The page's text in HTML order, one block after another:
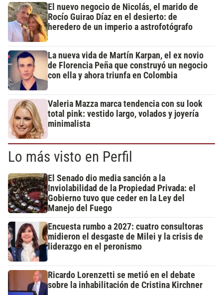
El nuevo negocio de Nicolás, el marido de
Rocío Guirao Díaz en el desierto: de
heredero de un imperio a astrofotógrafo
La nueva vida de Martín Karpan, el ex novio
de Florencia Peña que construyó un negocio
con ella y ahora triunfa en Colombia
Valeria Mazza marca tendencia con su look
total pink: vestido largo, volados y joyería
minimalista
Lo más visto en Perfil
El Senado dio media sanción a la
Inviolabilidad de la Propiedad Privada: el
Gobierno tuvo que ceder en la Ley del
Manejo del Fuego
Encuesta rumbo a 2027: cuatro consultoras
midieron el desgaste de Milei y la crisis de
liderazgo en el peronismo
Ricardo Lorenzetti se metió en el debate
sobre la inhabilitación de Cristina Kirchner